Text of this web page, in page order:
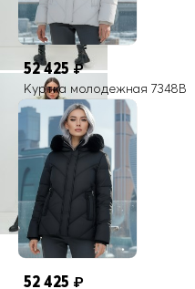
52 425₽
Куртка молодежная 7348B
52 425 ₽